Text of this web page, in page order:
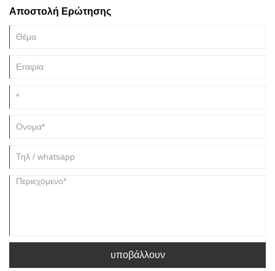
Αποστολή Ερώτησης
υποβάλλουν